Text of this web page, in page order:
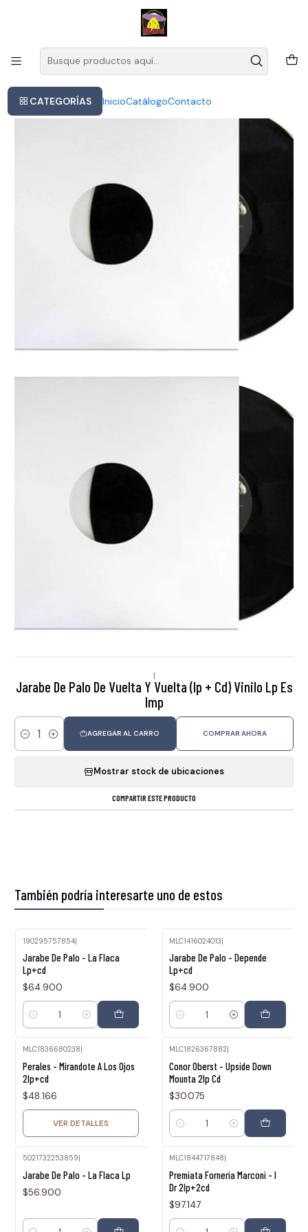
CATEGORÍAS InicioCatálogoContacto
Este es el texto del slide
|
Jarabe De Palo De Vuelta Y Vuelta (lp + Cd) Vinilo Lp Es
Imp
Cantidad
AGREGAR AL CARRO COMPRAR AHORA
Mostrar stock de ubicaciones
COMPARTIR ESTE PRODUCTO
También podría interesarte uno de estos
190295757854|
Jarabe De Palo - La Flaca
Lp+cd
$64.900
Cantidad
MLC1416024013|
Jarabe De Palo - Depende
Lp+cd
$64.900
Cantidad
MLC1836680238
Perales - Mirandote A Los Ojos
2lp+cd
$48.166
VER DETALLES
MLC1826367882
Conor Oberst - Upside Down
Mounta 2lp Cd
$30.075
Cantidad
5021732253859|
Jarabe De Palo - La Flaca Lp
$56.900
MLC1844717848|
Premiata Forneria Marconi - I
Dr 2lp+2cd
$97.147